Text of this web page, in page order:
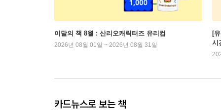
이달의 책 8월 : 산리오캐릭터즈 유리컵
2026년 08월 01일 ~ 2026년 08월 31일
[
시
카드뉴스로 보는 책